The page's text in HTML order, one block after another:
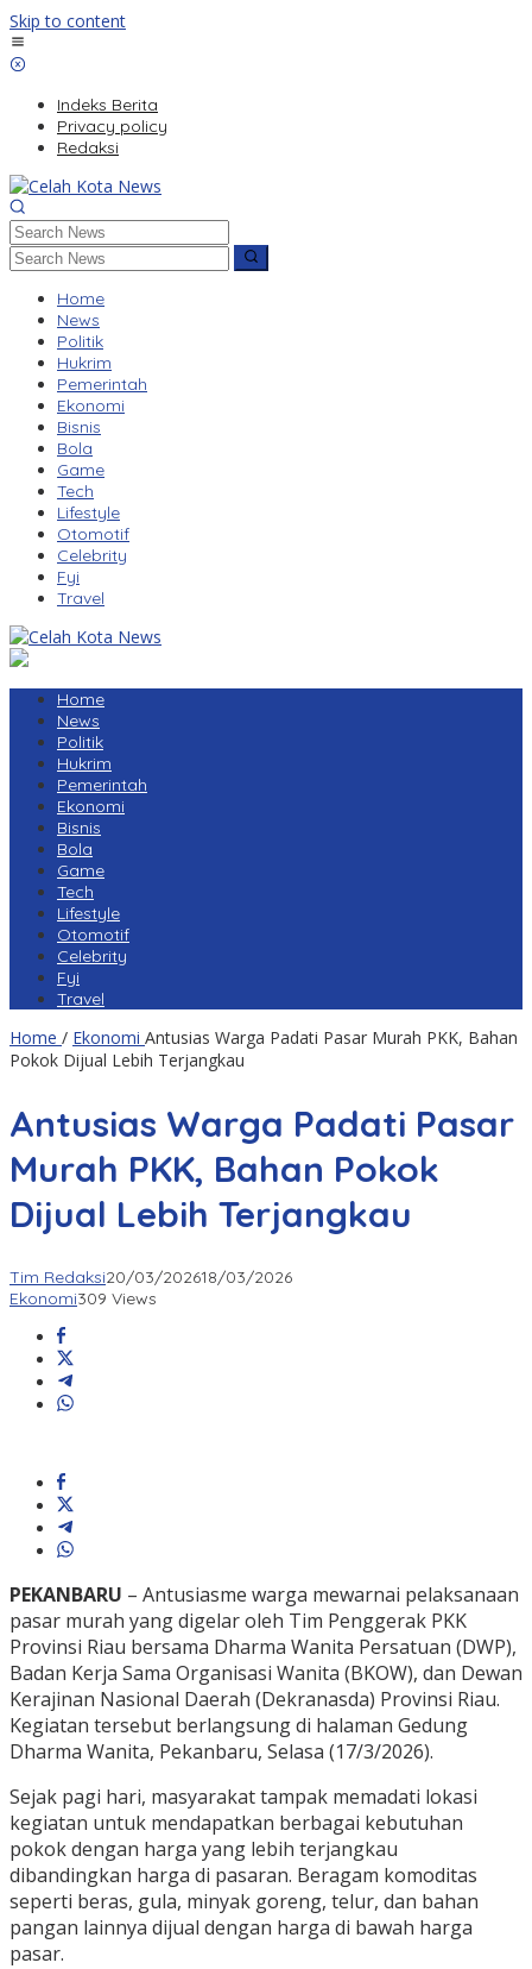
Skip to content
Indeks Berita
Privacy policy
Redaksi
Home
News
Politik
Hukrim
Pemerintah
Ekonomi
Bisnis
Bola
Game
Tech
Lifestyle
Otomotif
Celebrity
Fyi
Travel
Home
News
Politik
Hukrim
Pemerintah
Ekonomi
Bisnis
Bola
Game
Tech
Lifestyle
Otomotif
Celebrity
Fyi
Travel
Home / Ekonomi Antusias Warga Padati Pasar Murah PKK, Bahan
Pokok Dijual Lebih Terjangkau
Antusias Warga Padati Pasar
Murah PKK, Bahan Pokok
Dijual Lebih Terjangkau
Tim Redaksi20/03/202618/03/2026
Ekonomi309 Views
PEKANBARU – Antusiasme warga mewarnai pelaksanaan
pasar murah yang digelar oleh Tim Penggerak PKK
Provinsi Riau bersama Dharma Wanita Persatuan (DWP),
Badan Kerja Sama Organisasi Wanita (BKOW), dan Dewan
Kerajinan Nasional Daerah (Dekranasda) Provinsi Riau.
Kegiatan tersebut berlangsung di halaman Gedung
Dharma Wanita, Pekanbaru, Selasa (17/3/2026).
Sejak pagi hari, masyarakat tampak memadati lokasi
kegiatan untuk mendapatkan berbagai kebutuhan
pokok dengan harga yang lebih terjangkau
dibandingkan harga di pasaran. Beragam komoditas
seperti beras, gula, minyak goreng, telur, dan bahan
pangan lainnya dijual dengan harga di bawah harga
pasar.